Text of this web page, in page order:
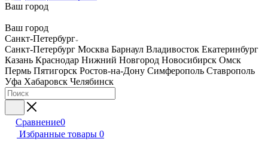
Ваш город
Ваш город
Санкт-Петербург
Санкт-Петербург Москва Барнаул Владивосток Екатеринбург
Казань Краснодар Нижний Новгород Новосибирск Омск
Пермь Пятигорск Ростов-на-Дону Симферополь Ставрополь
Уфа Хабаровск Челябинск
Сравнение0
Избранные товары 0